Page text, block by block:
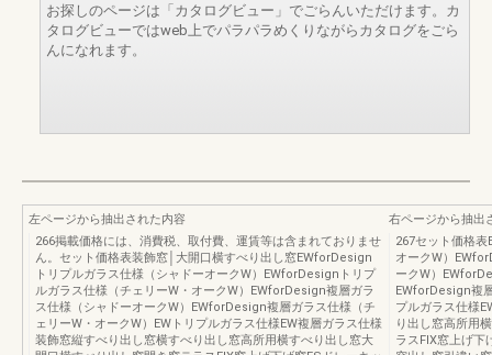
お探しのページは「カタログビュー」でごらんいただけます。カ
タログビューではweb上でパラパラめくりながらカタログをごら
んになれます。
左ページから抽出された内容
266掲載価格には、消費税、取付費、運賃等は含まれておりませ
ん。セット価格表装飾窓│大開口横すべり出し窓EWforDesign
トリプルガラス仕様（シャドーオークW）EWforDesignトリプ
ルガラス仕様（チェリーW・オークW）EWforDesign複層ガラ
ス仕様（シャドーオークW）EWforDesign複層ガラス仕様（チ
ェリーW・オークW）EWトリプルガラス仕様EW複層ガラス仕様
装飾窓縦すべり出し窓横すべり出し窓高所用横すべり出し窓大
右ページから抽出
267セット価格
オークW）
ークW）
EWforDesign複
プルガラス仕様
り出し窓高所用
ラスFIX窓上げ下